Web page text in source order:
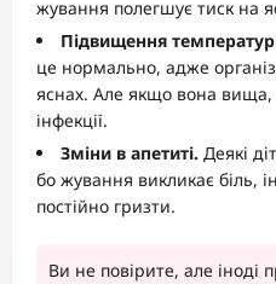
жування полегшує тиск на
Підвищення
це нормально, адже
яснах. Але якщо вона
інфекції.
Зміни в апетиті. Деякі
бо жування викликає біль,
постійно гризти.
Ви не повірите, але іноді